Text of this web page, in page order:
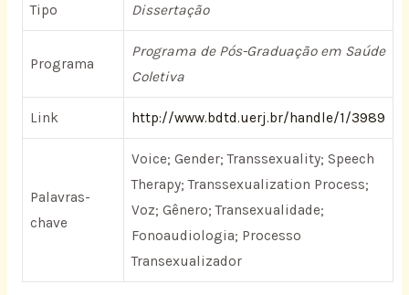
Tipo Dissertação
Programa
Programa de Pós-Graduação em Saúde
Coletiva
Link http://www.bdtd.uerj.br/handle/1/3989
Palavras-
chave
Voice; Gender; Transsexuality; Speech
Therapy; Transsexualization Process;
Voz; Gênero; Transexualidade;
Fonoaudiologia; Processo
Transexualizador